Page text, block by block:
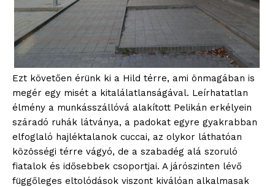
Ezt követően érünk ki a Hild térre, ami önmagában is
megér egy misét a kitalálatlanságával. Leírhatatlan
élmény a munkásszállóvá alakított Pelikán erkélyein
száradó ruhák látványa, a padokat egyre gyakrabban
elfoglaló hajléktalanok cuccai, az olykor láthatóan
közösségi térre vágyó, de a szabadég alá szoruló
fiatalok és idősebbek csoportjai. A járószinten lévő
függőleges eltolódások viszont kiválóan alkalmasak